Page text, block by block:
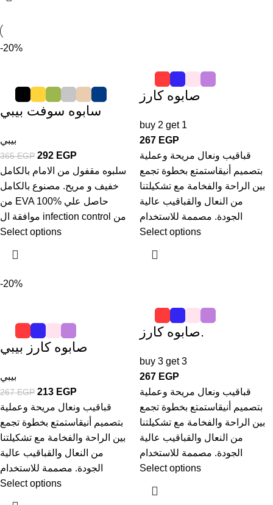
-20%
سابوه سوفت بيبي
بيبي
365EGP 292 EGP
سلبوه مقفول من الامام بالكامل
خفيف و مريح. مصنوع بالكامل
من EVA 100% حاصل علي
موافقة ال infection control من
Select options
صابوه كارز
buy 2 get 1
267 EGP
قباقيب ونعال مريحة وعملية
بتصميم أنيقاستمتع بخطوة تجمع
بين الراحة والفخامة مع تشكيلتنا
من النعال والقباقيب عالية
الجودة. مصممة للاستخدام
Select options
-20%
صابوه كارز بيبي
بيبي
267EGP 213 EGP
قباقيب ونعال مريحة وعملية
بتصميم أنيقاستمتع بخطوة تجمع
بين الراحة والفخامة مع تشكيلتنا
من النعال والقباقيب عالية
الجودة. مصممة للاستخدام
Select options
صابوه كارز.
buy 3 get 3
267 EGP
قباقيب ونعال مريحة وعملية
بتصميم أنيقاستمتع بخطوة تجمع
بين الراحة والفخامة مع تشكيلتنا
من النعال والقباقيب عالية
الجودة. مصممة للاستخدام
Select options